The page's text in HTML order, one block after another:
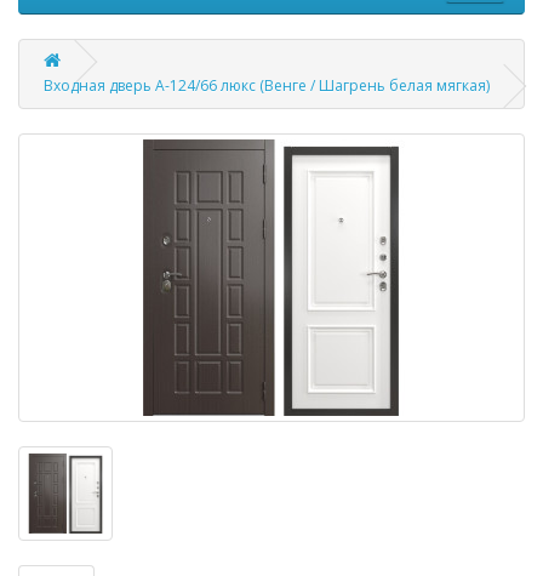
Входная дверь А-124/66 люкс (Венге / Шагрень белая мягкая)